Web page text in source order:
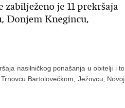
je 11 prekršaja
Donjem Knegincu,
nasilničkog ponašanja u obitelji i to
Bartolovečkom, Ježovcu, Novoj